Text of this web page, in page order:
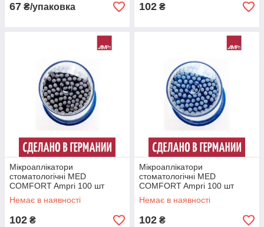
67 ₴/упаковка 102 ₴
Мікроаплікатори
стоматологічні MED
COMFORT Ampri 100 шт
пластикові стандарт
фіолетові
Немає в наявності
102 ₴
Мікроаплікатори
стоматологічні MED
COMFORT Ampri 100 шт
пластикові стандарт сині
Немає в наявності
102 ₴